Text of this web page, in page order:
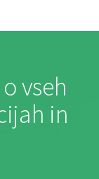
o vseh
in